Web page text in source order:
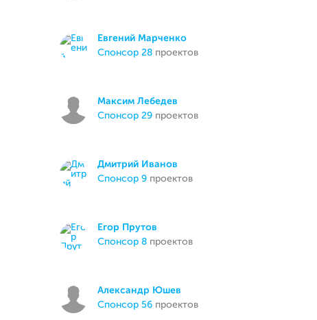
Евгений Марченко
спонсор 28 проектов
Максим Лебедев
спонсор 29 проектов
Дмитрий Иванов
спонсор 9 проектов
Егор Прутов
спонсор 8 проектов
Александр Юшев
спонсор 56 проектов